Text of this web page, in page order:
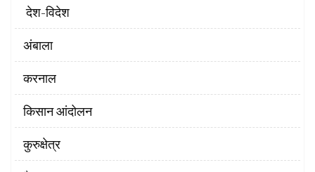
‌ देश-विदेश
अंबाला
करनाल
किसान आंदोलन
कुरुक्षेत्र